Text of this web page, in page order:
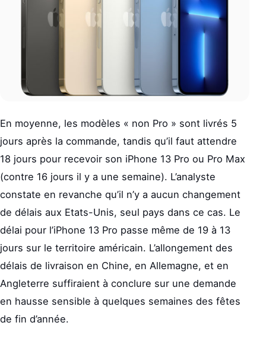
En moyenne, les modèles « non Pro » sont livrés 5
jours après la commande, tandis qu’il faut attendre
18 jours pour recevoir son iPhone 13 Pro ou Pro Max
(contre 16 jours il y a une semaine). L’analyste
constate en revanche qu’il n’y a aucun changement
de délais aux Etats-Unis, seul pays dans ce cas. Le
délai pour l’iPhone 13 Pro passe même de 19 à 13
jours sur le territoire américain. L’allongement des
délais de livraison en Chine, en Allemagne, et en
Angleterre suffiraient à conclure sur une demande
en hausse sensible à quelques semaines des fêtes
de fin d’année.